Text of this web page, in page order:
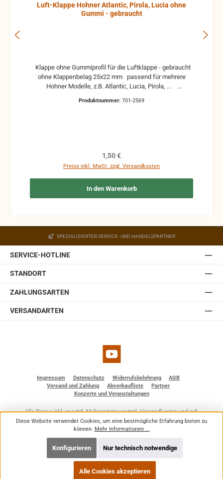
Luft-Klappe Hohner Atlantic, Pirola, Lucia ohne
Gummi - gebraucht
ohne Klappenbelag 25x22 mm passend für mehrere
Hohner Modelle, z.B. Atlantic, Lucia, Pirola, ...
Funktion nicht mehr gewährleistet werden und die
Produktnummer: 701-2569
Regulärer Preis:
1,50 €
Preise inkl. MwSt. zzgl. Versandkosten
In den Warenkorb
SPEZIALISIERTER SERVICE- UND HANDELSPARTNER
SERVICE-HOTLINE
STANDORT
ZAHLUNGSARTEN
VERSANDARTEN
YouTube
Impressum Datenschutz Widerrufsbelehrung
AGB
Versand und Zahlung
Abverkaufliste
Partner
Konzerte und Veranstaltungen
Alle Preise inkl. gesetzl. Mehrwertsteuer zzgl.Versandkostenund ggf.
Nachnahmegebühren, wenn nicht anders angegeben.
© 2026 BF - Dienstleistungen - Alle Rechte vorbehalten. Theme by
Diese Website verwendet Cookies, um eine bestmögliche Erfahrung bieten zu
können. Mehr Informationen ...
Nur technisch notwendige
Konfigurieren
Alle Cookies akzeptieren